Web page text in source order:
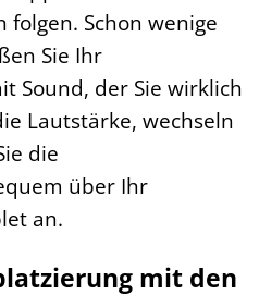
Schon wenige
Sie Ihr
Sound, der Sie wirklich
Lautstärke, wechseln
die
über Ihr
an.
mit den